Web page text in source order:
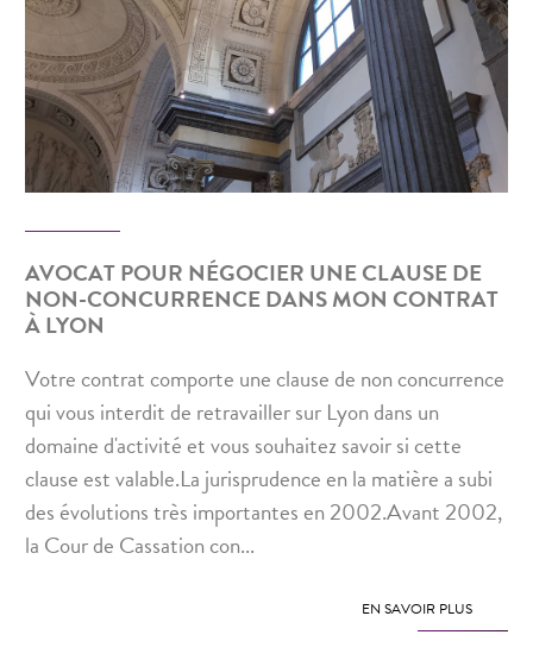
Rechercher
AVOCAT POUR NÉGOCIER UNE CLAUSE DE
NON-CONCURRENCE DANS MON CONTRAT
À LYON
Votre contrat comporte une clause de non concurrence
qui vous interdit de retravailler sur Lyon dans un
domaine d'activité et vous souhaitez savoir si cette
clause est valable.La jurisprudence en la matière a subi
des évolutions très importantes en 2002.Avant 2002,
la Cour de Cassation con...
EN SAVOIR PLUS